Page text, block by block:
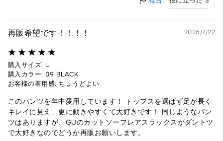
再販希望です！！！！ 2026/7/22
購入サイズ: L
購入カラー: 09 BLACK
お客様の着用感: ちょうどよい
このパンツを年中愛用しています！ トップスを選ばず足が長く
キレイに見え、更に動きやすくて大好きです！ 同じようなパン
ツはありますが、GUのカットソーフレアスラックスがダントツ
で大好きなのでどうか再販お願いします。